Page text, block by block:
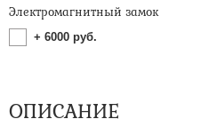
Электромагнитный замок
+ 6000 руб.
ОПИСАНИЕ